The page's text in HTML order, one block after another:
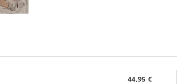
44,95 €